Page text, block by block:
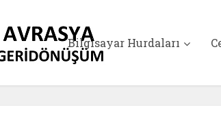
Bilgisayar Hurdaları